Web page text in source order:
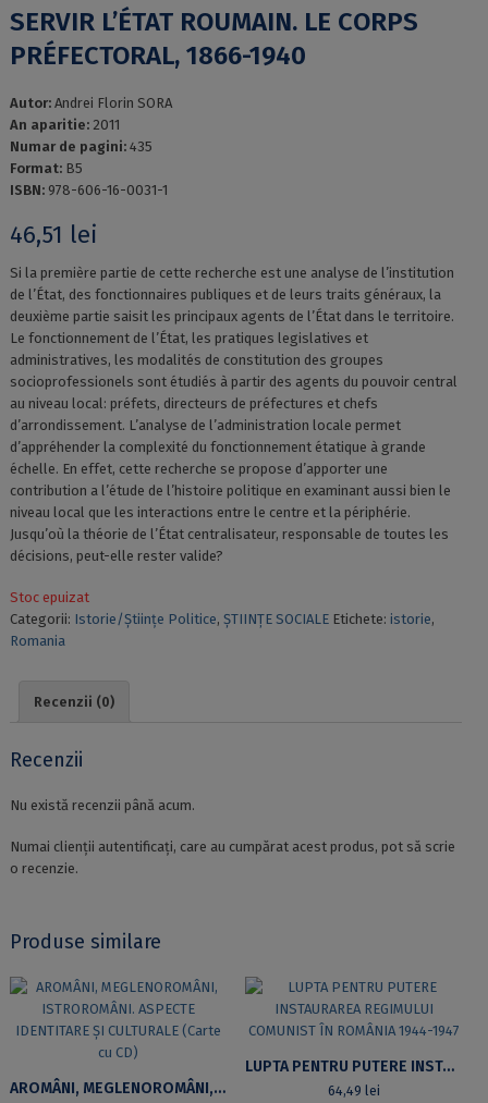
SERVIR L’ÉTAT ROUMAIN. LE CORPS
PRÉFECTORAL, 1866-1940
Autor: Andrei Florin SORA
An aparitie: 2011
Numar de pagini: 435
Format: B5
ISBN: 978-606-16-0031-1
46,51 lei
Si la première partie de cette recherche est une analyse de l’institution
de l’État, des fonctionnaires publiques et de leurs traits généraux, la
deuxième partie saisit les principaux agents de l’État dans le territoire.
Le fonctionnement de l’État, les pratiques legislatives et
administratives, les modalités de constitution des groupes
socioprofessionels sont étudiés à partir des agents du pouvoir central
au niveau local: préfets, directeurs de préfectures et chefs
d’arrondissement. L’analyse de l’administration locale permet
d’appréhender la complexité du fonctionnement étatique à grande
échelle. En effet, cette recherche se propose d’apporter une
contribution a l’étude de l’histoire politique en examinant aussi bien le
niveau local que les interactions entre le centre et la périphérie.
Jusqu’où la théorie de l’État centralisateur, responsable de toutes les
décisions, peut-elle rester valide?
Stoc epuizat
Categorii: Istorie/Științe Politice, ȘTIINȚE SOCIALE Etichete: istorie,
Romania
Recenzii (0)
Recenzii
Nu există recenzii până acum.
Numai clienții autentificați, care au cumpărat acest produs, pot să scrie
o recenzie.
Produse similare
AROMÂNI, MEGLENOROMÂNI, ISTROROMÂNI. ASPECTE IDENTITARE ȘI CULTURALE (CARTE CU CD)
LUPTA PENTRU PUTERE INSTAURAREA REGIMULUI COMUNIST ÎN ROMÂNIA 1944-1947
64,49 lei